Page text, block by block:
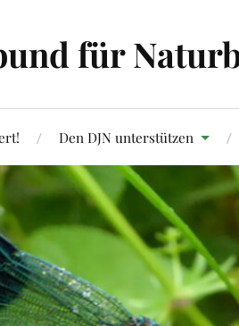
für
Den DJN unterstützen